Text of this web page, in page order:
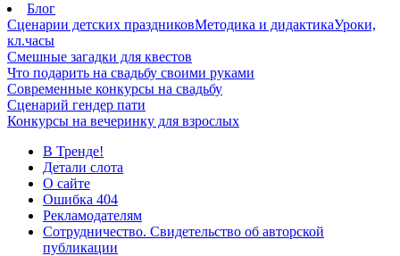
Блог
Сценарии детских праздниковМетодика и дидактикаУроки,
кл.часы
Смешные загадки для квестов
Что подарить на свадьбу своими руками
Современные конкурсы на свадьбу
Сценарий гендер пати
Конкурсы на вечеринку для взрослых
В Тренде!
Детали слота
О сайте
Ошибка 404
Рекламодателям
Сотрудничество. Свидетельство об авторской
публикации